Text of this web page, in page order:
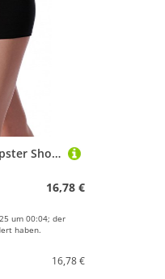
Roch Valley CTHIP Hipster Shorts Schwarz 5-6 Jahre 110-116cm (1)
16,78 €
um 00:04; der
haben.
16,78 €